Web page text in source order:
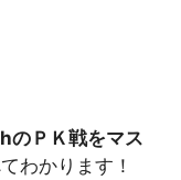
ＰＫ戦をマス
わかります！